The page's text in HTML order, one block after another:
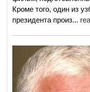
Кроме того, один из
президента произ...